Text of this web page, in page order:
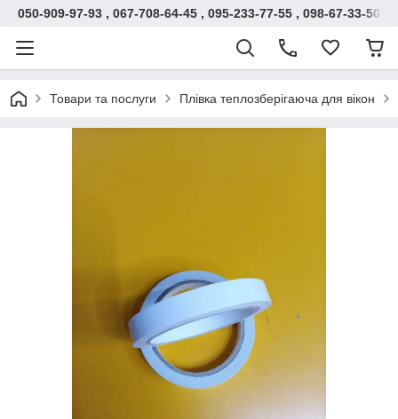
050-909-97-93 , 067-708-64-45 , 095-233-77-55 , 098-67-33-500
Товари та послуги Плівка теплозберігаюча для вікон